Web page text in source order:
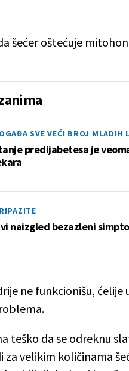
šećer oštećuje
SVE VEĆI BROJ MLADIH
predijabetesa je
naizgled bezazleni
ne funkcionišu,
teško da se odreknu
za velikim količinama